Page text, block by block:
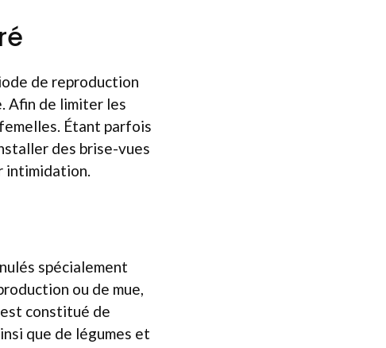
de reproduction
Afin de limiter les
Étant parfois
des brise-vues
intimidation.
spécialement
ou de mue,
constitué de
que de légumes et